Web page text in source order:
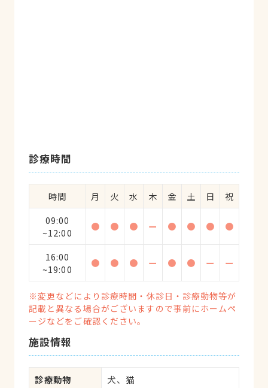
診療時間
時間 月 火 水 木 金 土 日
祝
09:00
~12:00
● ● ● ー ● ● ● ●
16:00
~19:00
● ● ● ー ● ● ー ー
※変更などにより診療時間・休診日・診療動物等が
記載と異なる場合がございますので事前にホームペ
ージなどをご確認ください。
施設情報
診療動物
犬、猫